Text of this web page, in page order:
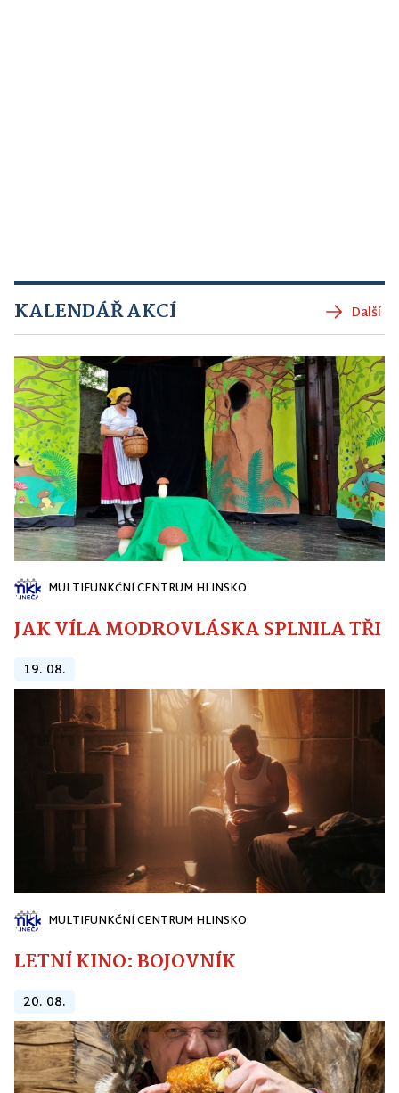
KALENDÁŘ AKCÍ Další
MULTIFUNKČNÍ CENTRUM HLINSKO
JAK VÍLA MODROVLÁSKA SPLNILA
19. 08.
MULTIFUNKČNÍ CENTRUM HLINSKO
LETNÍ KINO: BOJOVNÍK
20. 08.